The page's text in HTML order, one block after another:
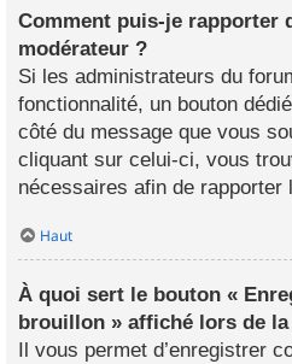
Comment puis-je rapporter
modérateur ?
Si les administrateurs du
fonctionnalité, un bouton
côté du message que vous
cliquant sur celui-ci, vous
nécessaires afin de rapporter
Haut
À quoi sert le bouton «
brouillon » affiché lors de
Il vous permet d’enregistrer